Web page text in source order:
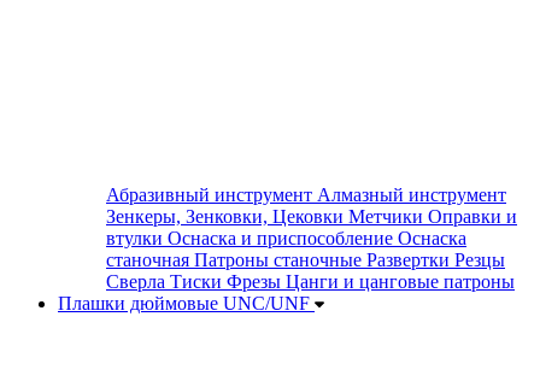
Абразивный инструмент Алмазный инструмент
Зенкеры, Зенковки, Цековки Метчики Оправки и
втулки Оснаска и приспособление Оснаска
станочная Патроны станочные Развертки Резцы
Сверла Тиски Фрезы Цанги и цанговые патроны
Плашки дюймовые UNC/UNF